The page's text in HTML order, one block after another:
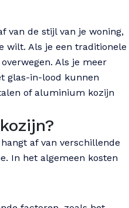
van de stijl van je woning,
wilt. Als je een traditionele
Als je meer
glas-in-lood kunnen
of aluminium kozijn
af van verschillende
In het algemeen kosten